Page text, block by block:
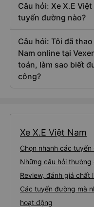
Câu hỏi: Xe X.E
tuyến đường nào?
Câu hỏi: Tôi đã
Nam online tại
toán, làm sao biết
công?
Xe X.E Việt Nam
Chọn nhanh các
Những câu hỏi thường
Review, đánh giá chất
Các tuyến đường mà
hoạt động